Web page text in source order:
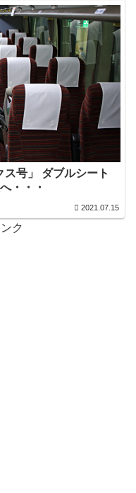
号」 ダブルシート
・・・
2021.07.15
ク